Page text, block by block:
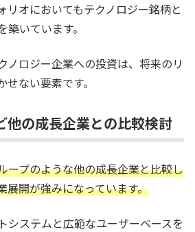
リオにおいてもテクノロジー銘柄と
いています。
ノロジー企業への投資は、将来のリ
ない要素です。
他の成長企業との比較検討
ープのような他の成長企業と比較し
展開が強みになっています。
システムと広範なユーザーベースを